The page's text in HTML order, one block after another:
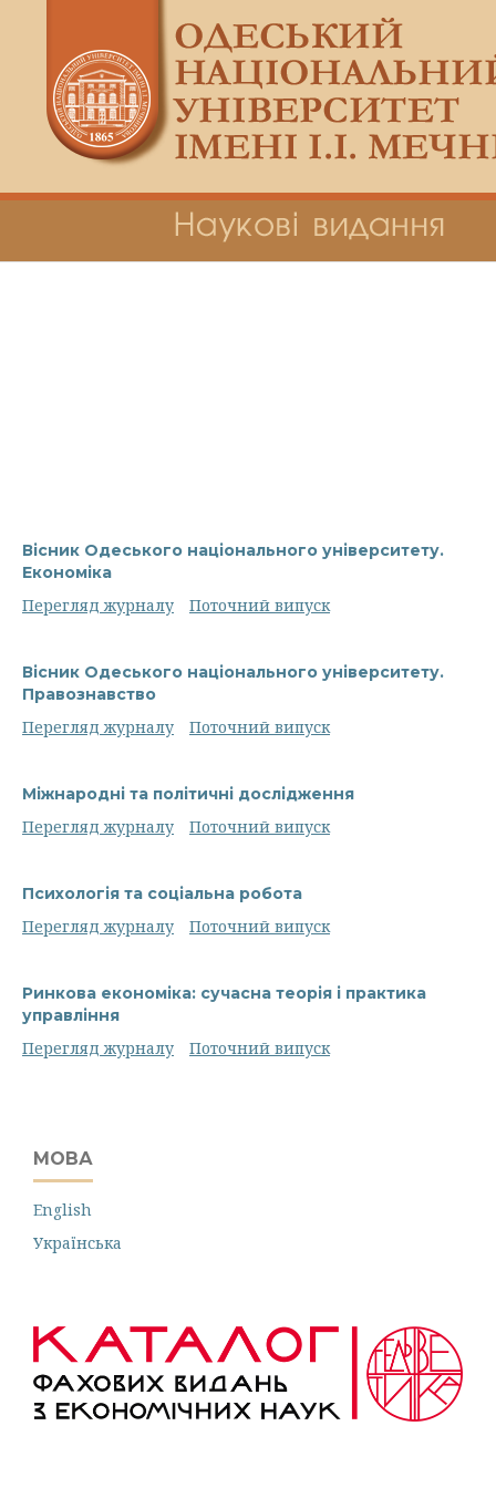
Вісник Одеського національного університету.
Економіка
Перегляд журналу Поточний випуск
Вісник Одеського національного університету.
Правознавство
Перегляд журналу Поточний випуск
Міжнародні та політичні дослідження
Перегляд журналу Поточний випуск
Психологія та соціальна робота
Перегляд журналу Поточний випуск
Ринкова економіка: сучасна теорія і практика
управління
Перегляд журналу Поточний випуск
МОВА
English
Українська